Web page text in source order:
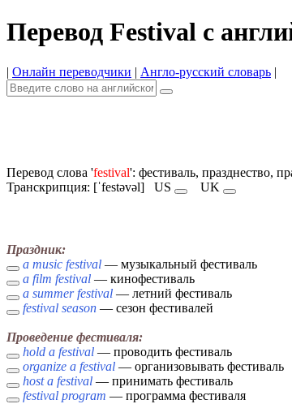
Перевод Festival с
| Онлайн переводчики | Англо-русский словарь |
Перевод слова 'festival': фестиваль, празднество,
Транскрипция: [ˈfestəvəl] US UK
Праздник:
a music festival — музыкальный фестиваль
a film festival — кинофестиваль
a summer festival — летний фестиваль
festival season — сезон фестивалей
Проведение фестиваля:
hold a festival — проводить фестиваль
organize a festival — организовывать фестиваль
host a festival — принимать фестиваль
festival program — программа фестиваля